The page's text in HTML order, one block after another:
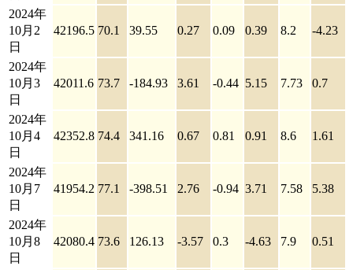
2024年
10月2
日
42196.5 70.1 39.55 0.27 0.09 0.39 8.2 -4.23
2024年
10月3
日
42011.6 73.7 -184.93 3.61 -0.44 5.15 7.73 0.7
2024年
10月4
日
42352.8 74.4 341.16 0.67 0.81 0.91 8.6 1.61
2024年
10月7
日
41954.2 77.1 -398.51 2.76 -0.94 3.71 7.58 5.38
2024年
10月8
日
42080.4 73.6 126.13 -3.57 0.3 -4.63 7.9 0.51